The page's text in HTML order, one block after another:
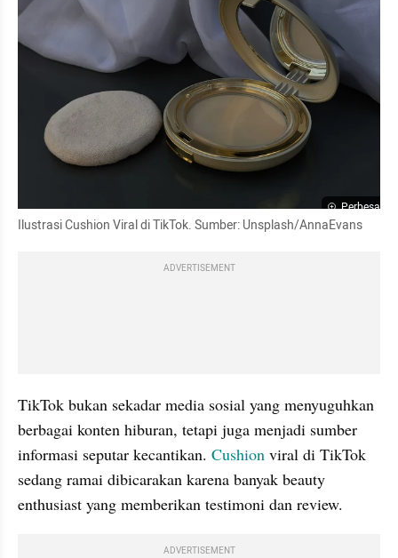
Perbesar
Ilustrasi Cushion Viral di TikTok. Sumber: Unsplash/AnnaEvans
ADVERTISEMENT
TikTok bukan sekadar media sosial yang menyuguhkan
berbagai konten hiburan, tetapi juga menjadi sumber
informasi seputar kecantikan. Cushion viral di TikTok
sedang ramai dibicarakan karena banyak beauty
enthusiast yang memberikan testimoni dan review.
ADVERTISEMENT